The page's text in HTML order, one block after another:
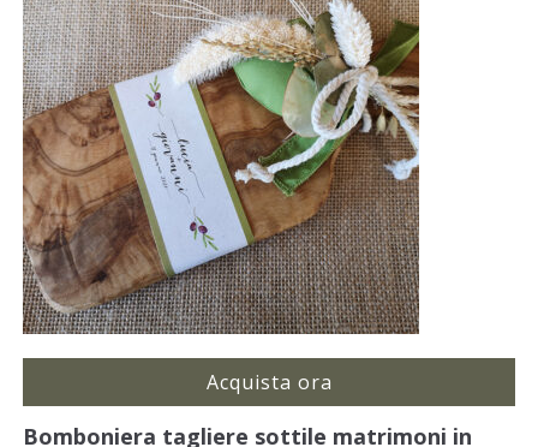
Acquista ora
Bomboniera tagliere sottile matrimoni in